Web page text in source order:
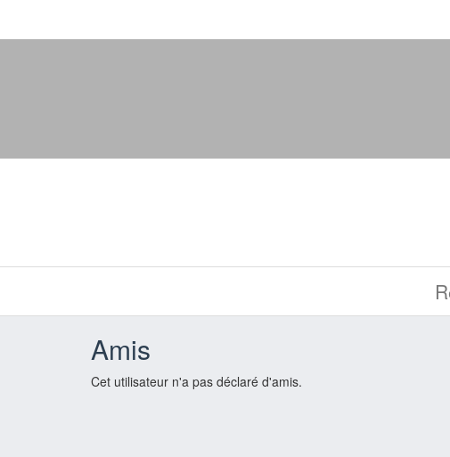
Amis
Cet utilisateur n'a pas déclaré d'amis.